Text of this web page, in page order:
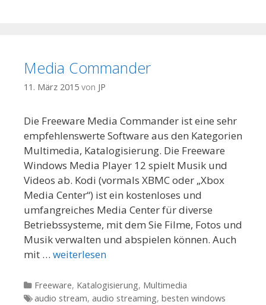
Media Commander
11. März 2015 von JP
Die Freeware Media Commander ist eine sehr
empfehlenswerte Software aus den Kategorien
Multimedia, Katalogisierung. Die Freeware
Windows Media Player 12 spielt Musik und
Videos ab. Kodi (vormals XBMC oder „Xbox
Media Center“) ist ein kostenloses und
umfangreiches Media Center für diverse
Betriebssysteme, mit dem Sie Filme, Fotos und
Musik verwalten und abspielen können. Auch
mit … weiterlesen
Kategorien
Freeware, Katalogisierung, Multimedia
Tags
audio stream, audio streaming, besten windows